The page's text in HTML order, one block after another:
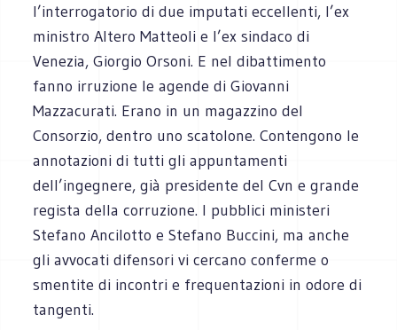
l’interrogatorio di due imputati eccellenti, l’ex
ministro Altero Matteoli e l’ex sindaco di
Venezia, Giorgio Orsoni. E nel dibattimento
fanno irruzione le agende di Giovanni
Mazzacurati. Erano in un magazzino del
Consorzio, dentro uno scatolone. Contengono le
annotazioni di tutti gli appuntamenti
dell’ingegnere, già presidente del Cvn e grande
regista della corruzione. I pubblici ministeri
Stefano Ancilotto e Stefano Buccini, ma anche
gli avvocati difensori vi cercano conferme o
smentite di incontri e frequentazioni in odore di
tangenti.